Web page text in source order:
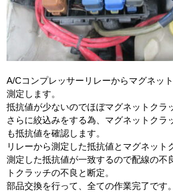
A/Cコンプレッサーリレーからマグネッ
測定します。
抵抗値が少ないのでほぼマグネットクラ
さらに絞込みをする為、マグネットクラ
も抵抗値を確認します。
リレーから測定した抵抗値とマグネット
測定した抵抗値が一致するので配線の不
トクラッチの不良と断定。
部品交換を行って、全ての作業完了です。